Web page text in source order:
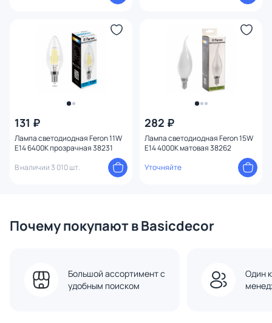
131 ₽
Лампа светодиодная Feron 11W
E14 6400K прозрачная 38231
В наличии 3 010 шт.
282 ₽
Лампа светодиодная Feron 15W
E14 4000K матовая 38262
Уточняйте
Почему покупают в Basicdecor
Большой ассортимент с
удобным поиском
Один